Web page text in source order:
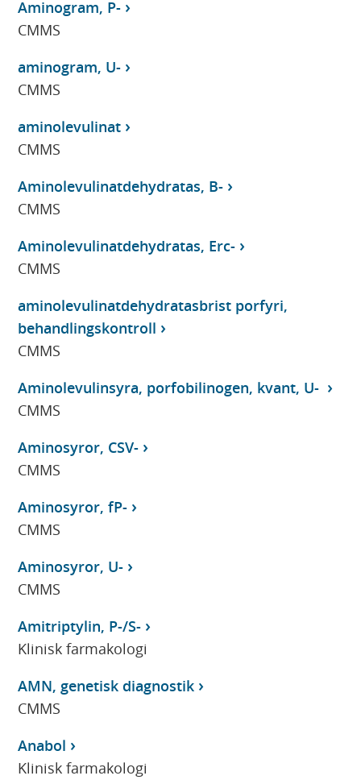
Aminogram, P-
CMMS
aminogram, U-
CMMS
aminolevulinat
CMMS
Aminolevulinatdehydratas, B-
CMMS
Aminolevulinatdehydratas, Erc-
CMMS
aminolevulinatdehydratasbrist porfyri,
behandlingskontroll
CMMS
Aminolevulinsyra, porfobilinogen, kvant, U-
CMMS
Aminosyror, CSV-
CMMS
Aminosyror, fP-
CMMS
Aminosyror, U-
CMMS
Amitriptylin, P-/S-
Klinisk farmakologi
AMN, genetisk diagnostik
CMMS
Anabol
Klinisk farmakologi